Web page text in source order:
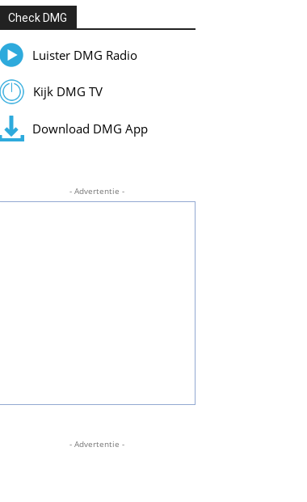
Check DMG
Luister DMG Radio
Kijk DMG TV
Download DMG App
- Advertentie -
- Advertentie -